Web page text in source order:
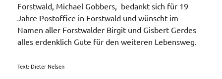
Forstwald, Michael Gobbers, bedankt sich für 19
Jahre Postoffice in Forstwald und wünscht im
Namen aller Forstwalder Birgit und Gisbert Gerdes
alles erdenklich Gute für den weiteren Lebensweg.
Text: Dieter Nelsen